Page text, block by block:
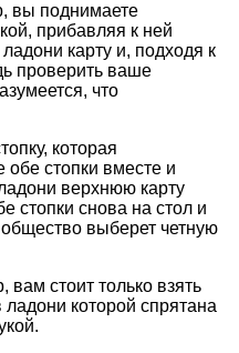
вы поднимаете
прибавляя к ней
карту и, подходя к
проверить ваше
что
которая
обе стопки вместе и
верхнюю карту
стопки снова на стол и
общество выберет четную
вам стоит только взять
которой спрятана